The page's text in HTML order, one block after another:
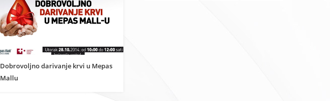
Dobrovoljno darivanje krvi u Mepas
Mallu